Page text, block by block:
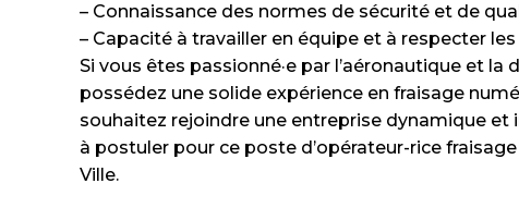
– Connaissance des normes de sécurité et de
– Capacité à travailler en équipe et à respecter
Si vous êtes passionné·e par l’aéronautique et la
possédez une solide expérience en fraisage
souhaitez rejoindre une entreprise dynamique et
à postuler pour ce poste d’opérateur-rice
Ville.